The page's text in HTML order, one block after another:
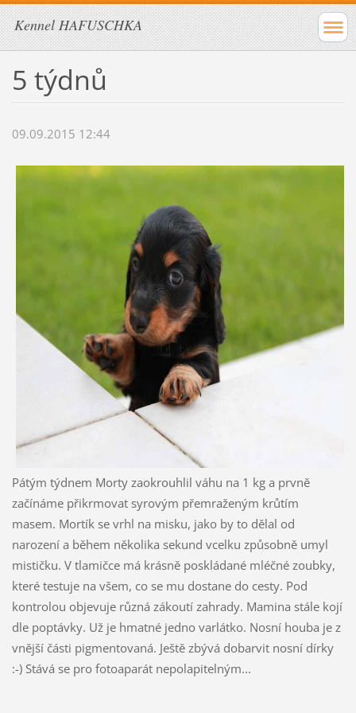
Kennel HAFUSCHKA
5 týdnů
09.09.2015 12:44
Pátým týdnem Morty zaokrouhlil váhu na 1 kg a prvně
začínáme přikrmovat syrovým přemraženým krůtím
masem. Mortík se vrhl na misku, jako by to dělal od
narození a během několika sekund vcelku způsobně umyl
mističku. V tlamičce má krásně poskládané mléčné zoubky,
které testuje na všem, co se mu dostane do cesty. Pod
kontrolou objevuje různá zákoutí zahrady. Mamina stále kojí
dle poptávky. Už je hmatné jedno varlátko. Nosní houba je z
vnější části pigmentovaná. Ještě zbývá dobarvit nosní dírky
:-) Stává se pro fotoaparát nepolapitelným...